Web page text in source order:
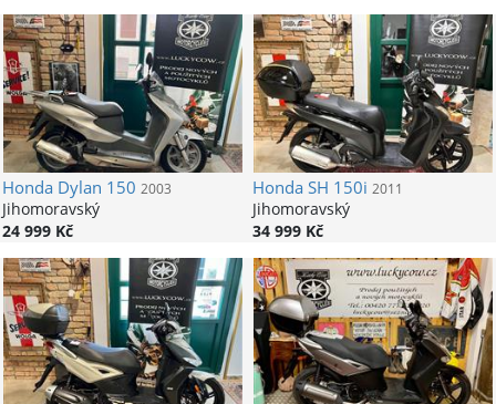
HondaDylan 150 2003
Jihomoravský
24 999 Kč
HondaSH 150i 2011
Jihomoravský
34 999 Kč